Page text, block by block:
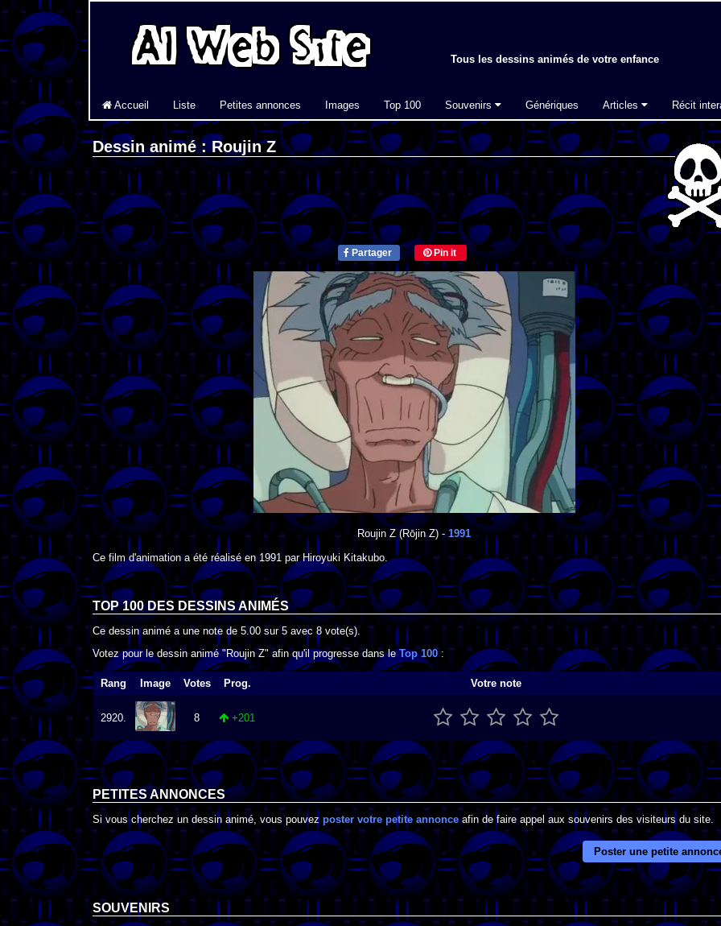
Tous les dessins animés de votre enfance
Accueil Liste Petites annonces Images Top 100 Souvenirs Génériques Articles Récit
Dessin animé : Roujin Z
Partager Pin it
Roujin Z(Rōjin Z) -1991
Ce film d'animation a été réalisé en1991parHiroyuki Kitakubo.
TOP 100 DES DESSINS ANIMÉS
Ce dessin animé a une note de 5.00 sur5 avec 8 vote(s).
Votez pour le dessin animé "Roujin Z" afin qu'il progresse dans le Top 100:
Rang Image Votes Prog. Votre note
2920. 8 +201
PETITES ANNONCES
Si vous cherchez un dessin animé, vous pouvez poster votre petite annonce afin de faire appel aux souvenirs des visiteurs du site.
Poster une petite
SOUVENIRS